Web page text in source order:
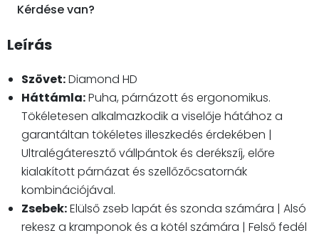
Kérdése van?
Leírás
Szövet:Diamond HD
Háttámla:Puha, párnázott és ergonomikus.
Tökéletesen alkalmazkodik a viselője hátához a
garantáltan tökéletes illeszkedés érdekében |
Ultralégáteresztő vállpántok és derékszíj, előre
kialakított párnázat és szellőzőcsatornák
kombinációjával.
Zsebek:Elülső zseb lapát és szonda számára | Alsó
rekesz a kramponok és a kötél számára | Felső fedél